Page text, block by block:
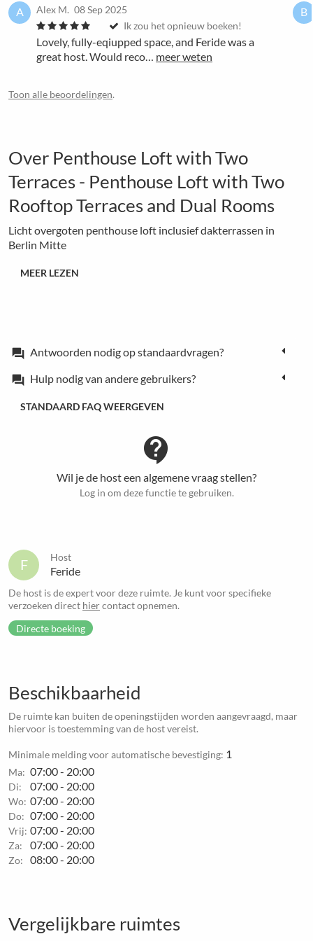
A Alex M. 08 Sep 2025
Ik zou het opnieuw boeken!
Lovely, fully-eqiupped space, and Feride was a
great host. Would reco… meer weten
B
Toon alle beoordelingen.
Over Penthouse Loft with Two
Terraces - Penthouse Loft with Two
Rooftop Terraces and Dual Rooms
Licht overgoten penthouse loft inclusief dakterrassen in
Berlin Mitte
MEER LEZEN
forum Antwoorden nodig op standaardvragen?
forum Hulp nodig van andere gebruikers?
STANDAARD FAQ WEERGEVEN
contact_support
Wil je de host een algemene vraag stellen?
Log in om deze functie te gebruiken.
F Host
Feride
De host is de expert voor deze ruimte. Je kunt voor specifieke
verzoeken direct hiercontact opnemen.
Directe boeking
Beschikbaarheid
De ruimte kan buiten de openingstijden worden aangevraagd, maar
hiervoor is toestemming van de host vereist.
Minimale melding voor automatische bevestiging: 1
Ma: 07:00 - 20:00
Di: 07:00 - 20:00
Wo: 07:00 - 20:00
Do: 07:00 - 20:00
Vrij: 07:00 - 20:00
Za: 07:00 - 20:00
Zo: 08:00 - 20:00
Vergelijkbare ruimtes